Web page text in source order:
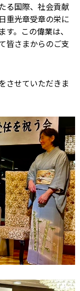
る国際、社会貢献
重光章受章の栄に
。この偉業は、
皆さまからのご支
させていただきま